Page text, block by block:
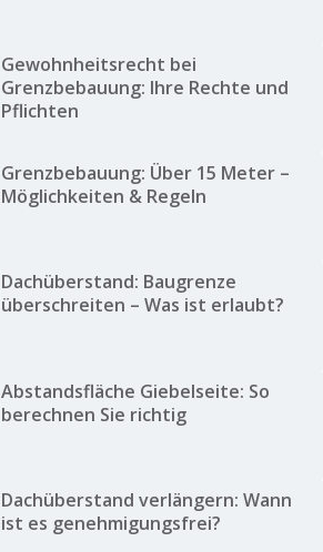
Gewohnheitsrecht bei
Grenzbebauung: Ihre Rechte und
Pflichten
Grenzbebauung: Über 15 Meter –
Möglichkeiten & Regeln
Dachüberstand: Baugrenze
überschreiten – Was ist erlaubt?
Abstandsfläche Giebelseite: So
berechnen Sie richtig
Dachüberstand verlängern: Wann
ist es genehmigungsfrei?